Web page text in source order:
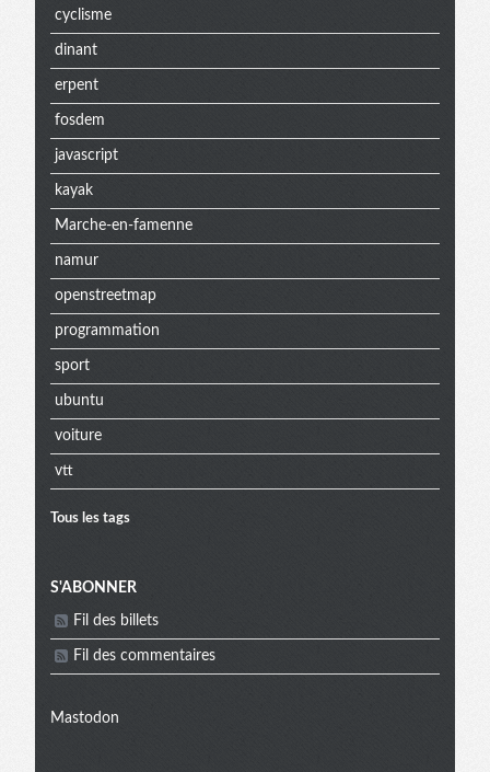
cyclisme
dinant
erpent
fosdem
javascript
kayak
Marche-en-famenne
namur
openstreetmap
programmation
sport
ubuntu
voiture
vtt
Tous les tags
Menu
extra
S'ABONNER
Fil des billets
Fil des commentaires
Mastodon